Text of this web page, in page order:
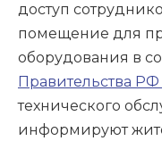
доступ
помещение для
оборудования в
Правительства
технического
информируют